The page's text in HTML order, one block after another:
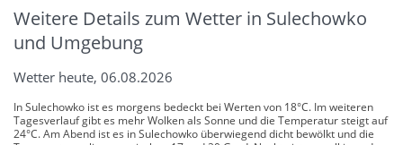
Weitere Details zum Wetter in Sulechowko
und Umgebung
Wetter heute, 06.08.2026
In Sulechowko ist es morgens bedeckt bei Werten von 18°C. Im weiteren
Tagesverlauf gibt es mehr Wolken als Sonne und die Temperatur steigt auf
24°C. Am Abend ist es in Sulechowko überwiegend dicht bewölkt und die